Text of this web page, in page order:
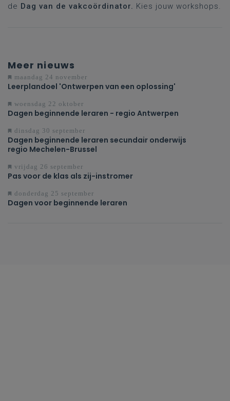
de Dag van de vakcoördinator. Kies jouw workshops.
Meer nieuws
maandag 24 november
Leerplandoel 'Ontwerpen van een oplossing'
woensdag 22 oktober
Dagen beginnende leraren - regio Antwerpen
dinsdag 30 september
Dagen beginnende leraren secundair onderwijs
regio Mechelen-Brussel
vrijdag 26 september
Pas voor de klas als zij-instromer
donderdag 25 september
Dagen voor beginnende leraren